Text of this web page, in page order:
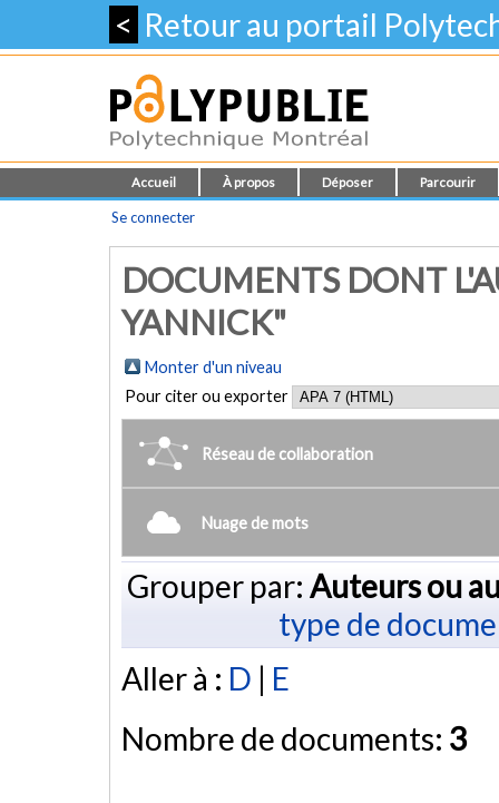
< Retour au portail
Accueil À propos Déposer Parcourir
Se connecter
DOCUMENTS DONT
YANNICK"
Monter d'un niveau
Pour citer ou exporter
Réseau de collaboration
Nuage de mots
Grouper par: Auteurs ou
type de
Aller à : D | E
Nombre de documents: 3